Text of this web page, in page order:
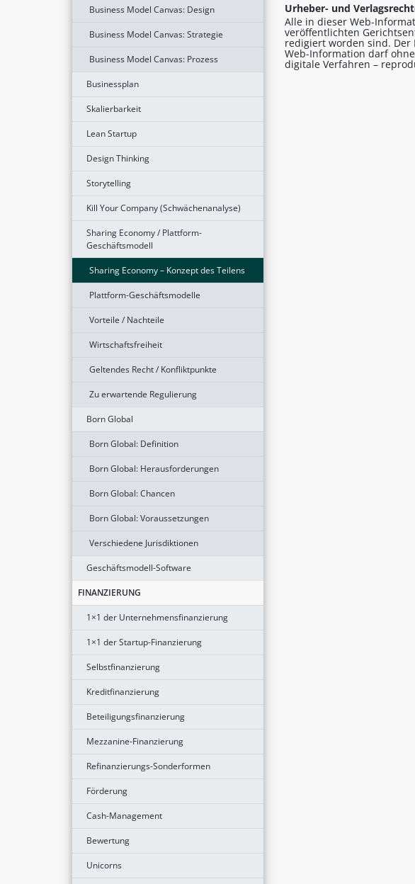
Business Model Canvas: Design
Business Model Canvas: Strategie
Business Model Canvas: Prozess
Businessplan
Skalierbarkeit
Lean Startup
Design Thinking
Storytelling
Kill Your Company (Schwächenanalyse)
Sharing Economy / Plattform-
Geschäftsmodell
Sharing Economy – Konzept des Teilens
Plattform-Geschäftsmodelle
Vorteile / Nachteile
Wirtschaftsfreiheit
Geltendes Recht / Konfliktpunkte
Zu erwartende Regulierung
Born Global
Born Global: Definition
Born Global: Herausforderungen
Born Global: Chancen
Born Global: Voraussetzungen
Verschiedene Jurisdiktionen
Geschäftsmodell-Software
FINANZIERUNG
1×1 der Unternehmensfinanzierung
1×1 der Startup-Finanzierung
Selbstfinanzierung
Kreditfinanzierung
Beteiligungsfinanzierung
Mezzanine-Finanzierung
Refinanzierungs-Sonderformen
Förderung
Cash-Management
Bewertung
Unicorns
Urheber- und
Alle in dieser Web-
veröffentlichten
redigiert worden sind. Der
Web-Information darf
digitale Verfahren –